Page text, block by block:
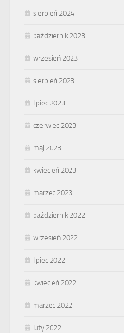
sierpień 2024
październik 2023
wrzesień 2023
sierpień 2023
lipiec 2023
czerwiec 2023
maj 2023
kwiecień 2023
marzec 2023
październik 2022
wrzesień 2022
lipiec 2022
kwiecień 2022
marzec 2022
luty 2022